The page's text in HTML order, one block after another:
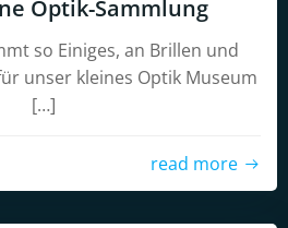
Optik-Sammlung
so Einiges, an Brillen und
unser kleines Optik Museum
[…]
read more